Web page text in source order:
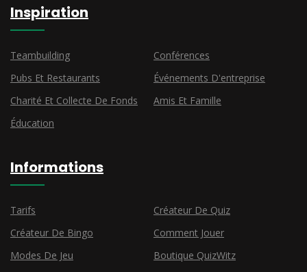
Inspiration
Teambuilding
Conférences
Pubs Et Restaurants
Événements D'entreprise
Charité Et Collecte De Fonds
Amis Et Famille
Éducation
Informations
Tarifs
Créateur De Quiz
Créateur De Bingo
Comment Jouer
Modes De Jeu
Boutique QuizWitz